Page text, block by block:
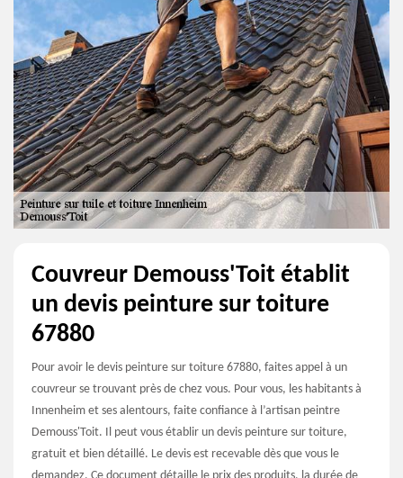
Couvreur Demouss'Toit établit
un devis peinture sur toiture
67880
Pour avoir le devis peinture sur toiture 67880, faites appel à un
couvreur se trouvant près de chez vous. Pour vous, les habitants à
Innenheim et ses alentours, faite confiance à l’artisan peintre
Demouss'Toit. Il peut vous établir un devis peinture sur toiture,
gratuit et bien détaillé. Le devis est recevable dès que vous le